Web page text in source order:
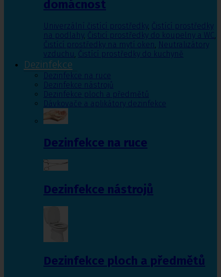
domácnost
Univerzální čistící prostředky, Čistící prostředky
na podlahy, Čisticí prostředky do koupelny a WC,
Čistící prostředky na mytí oken, Neutralizátory
vzduchu, Čistící prostředky do kuchyně
Dezinfekce
Dezinfekce na ruce
Dezinfekce nástrojů
Dezinfekce ploch a předmětů
Dávkovače a aplikátory dezinfekce
Dezinfekce na ruce
Dezinfekce nástrojů
Dezinfekce ploch a předmětů